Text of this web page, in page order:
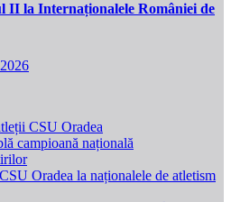
II la Internaționalele României de